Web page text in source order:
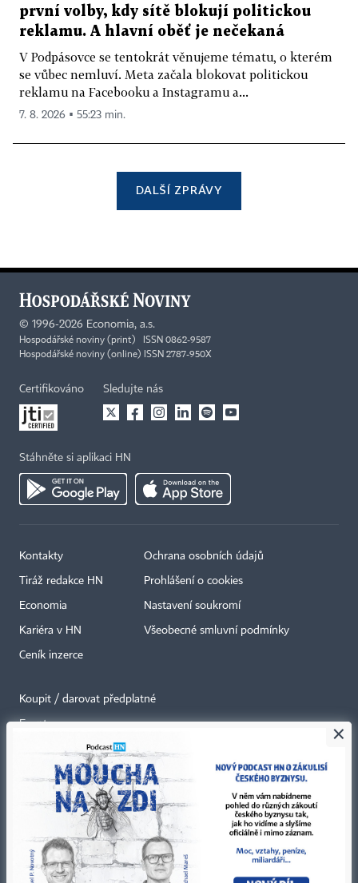
první volby, kdy sítě blokují politickou
reklamu. A hlavní oběť je nečekaná
V Podpásovce se tentokrát věnujeme tématu, o kterém
se vůbec nemluví. Meta začala blokovat politickou
reklamu na Facebooku a Instagramu a...
7. 8. 2026 ▪ 55:23 min.
DALŠÍ ZPRÁVY
© 1996-2026 Economia, a.s.
Hospodářské noviny (print) ISSN 0862-9587
Hospodářské noviny (online) ISSN 2787-950X
Certifikováno Sledujte nás
Stáhněte si aplikaci HN
Kontakty
Tiráž redakce HN
Economia
Kariéra v HN
Ceník inzerce
Ochrana osobních údajů
Prohlášení o cookies
Nastavení soukromí
Všeobecné smluvní podmínky
Koupit / darovat předplatné
Eventy
Newslettery
RSS kanály
Autorská práva vykonává vydavatel. Bez písemného svolení vydavatele je
zakázáno jakékoli užití částí nebo celku díla, zejména rozmnožování a šíření
jakýmkoli způsobem, mechanickým nebo elektronickým, v českém nebo
jiném jazyce. Bez souhlasu vydavatele je zakázáno též rozmnožování
×